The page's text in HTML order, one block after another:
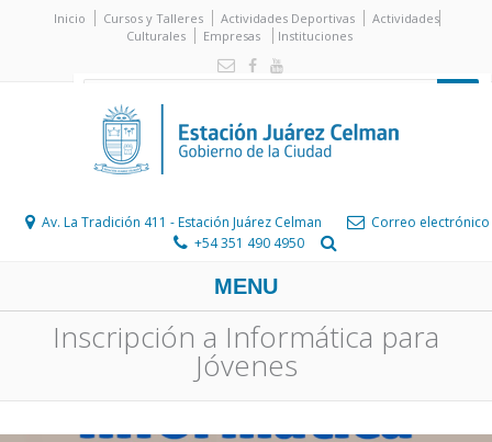
Inicio Cursos y Talleres Actividades Deportivas
Actividades
Culturales
Empresas Instituciones
Av. La Tradición 411 - Estación Juárez Celman
Correo electrónico
+54 351 490 4950
MENU
Inscripción a Informática para
Jóvenes